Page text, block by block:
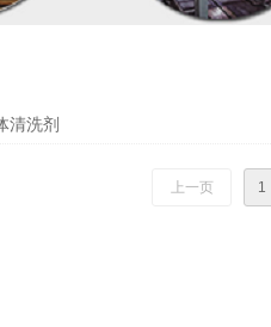
清洗剂
上一页 1